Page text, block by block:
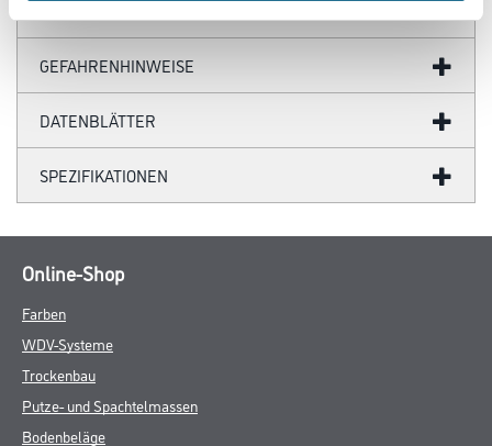
GEFAHRENHINWEISE
DATENBLÄTTER
SPEZIFIKATIONEN
Online-Shop
Farben
WDV-Systeme
Trockenbau
Putze- und Spachtelmassen
Bodenbeläge